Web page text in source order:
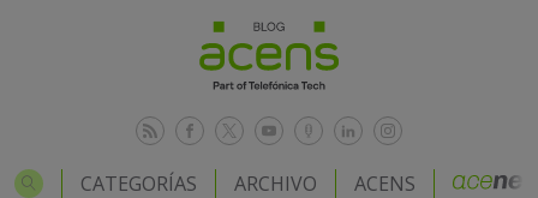
CATEGORÍAS ARCHIVO ACENS